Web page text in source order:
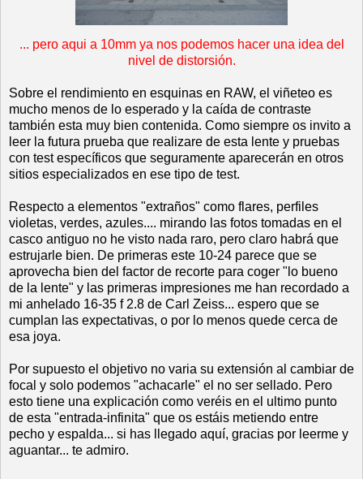
... pero aqui a 10mm ya nos podemos hacer una idea del
nivel de distorsión.
Sobre el rendimiento en esquinas en RAW, el viñeteo es
mucho menos de lo esperado y la caída de contraste
también esta muy bien contenida. Como siempre os invito a
leer la futura prueba que realizare de esta lente y pruebas
con test específicos que seguramente aparecerán en otros
sitios especializados en ese tipo de test.
Respecto a elementos "extraños" como flares, perfiles
violetas, verdes, azules.... mirando las fotos tomadas en el
casco antiguo no he visto nada raro, pero claro habrá que
estrujarle bien. De primeras este 10-24 parece que se
aprovecha bien del factor de recorte para coger "lo bueno
de la lente" y las primeras impresiones me han recordado a
mi anhelado 16-35 f 2.8 de Carl Zeiss... espero que se
cumplan las expectativas, o por lo menos quede cerca de
esa joya.
Por supuesto el objetivo no varia su extensión al cambiar de
focal y solo podemos "achacarle" el no ser sellado. Pero
esto tiene una explicación como veréis en el ultimo punto
de esta "entrada-infinita" que os estáis metiendo entre
pecho y espalda... si has llegado aquí, gracias por leerme y
aguantar... te admiro.